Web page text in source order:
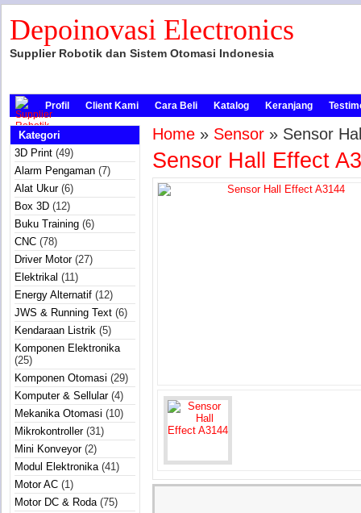
Depoinovasi Electronics
Supplier Robotik dan Sistem Otomasi Indonesia
Profil Client Kami Cara Beli Katalog Keranjang
Kategori
3D Print (49)
Alarm Pengaman (7)
Alat Ukur(6)
Box 3D (12)
Buku Training (6)
CNC (78)
Driver Motor(27)
Elektrikal (11)
Energy Alternatif (12)
JWS & Running Text (6)
Kendaraan Listrik (5)
Komponen Elektronika
(25)
Komponen Otomasi (29)
Komputer & Sellular(4)
Mekanika Otomasi (10)
Mikrokontroller(31)
Mini Konveyor(2)
Modul Elektronika(41)
Motor AC (1)
Motor DC & Roda(75)
Home » Sensor » Sensor
Sensor Hall Effect